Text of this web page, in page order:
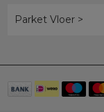
Parket Vloer >